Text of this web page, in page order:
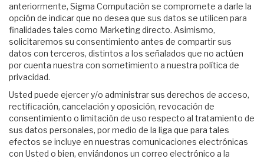
anteriormente, Sigma Computación se compromete a darle la
opción de indicar que no desea que sus datos se utilicen para
finalidades tales como Marketing directo. Asimismo,
solicitaremos su consentimiento antes de compartir sus
datos con terceros, distintos a los señalados que no actúen
por cuenta nuestra con sometimiento a nuestra política de
privacidad.
Usted puede ejercer y/o administrar sus derechos de acceso,
rectificación, cancelación y oposición, revocación de
consentimiento o limitación de uso respecto al tratamiento de
sus datos personales, por medio de la liga que para tales
efectos se incluye en nuestras comunicaciones electrónicas
con Usted o bien, enviándonos un correo electrónico a la